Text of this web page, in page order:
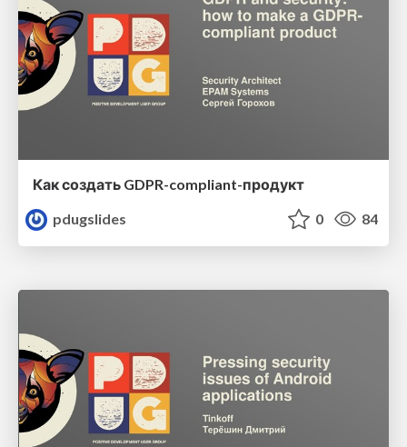
Как создать GDPR-compliant-продукт
pdugslides
0 84